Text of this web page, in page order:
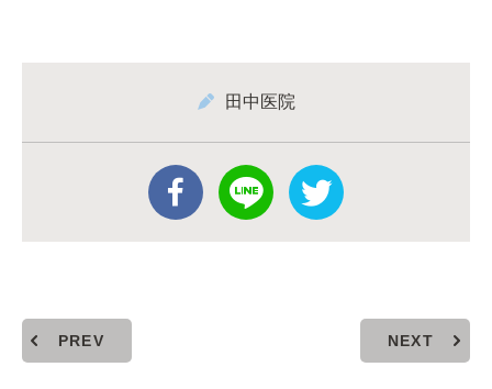
田中医院
PREV NEXT